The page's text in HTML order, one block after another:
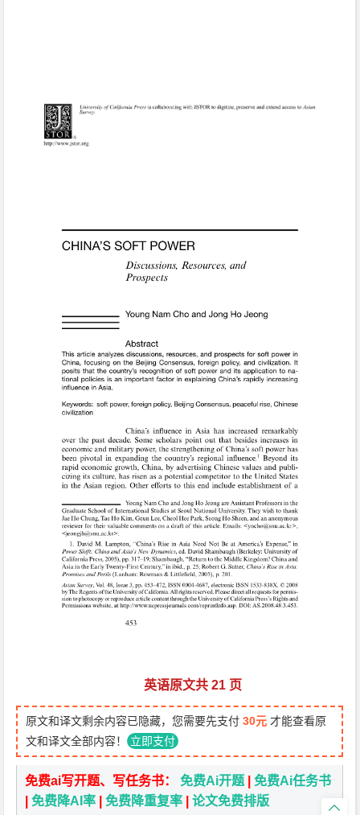
英语原文共 21 页
原文和译文剩余内容已隐藏，您需要先支付30元 才能查看原
文和译文全部内容！ 立即支付
免费ai写开题、写任务书：免费Ai开题 |免费Ai任务书
|免费降AI率 |免费降重复率 |论文免费排版 